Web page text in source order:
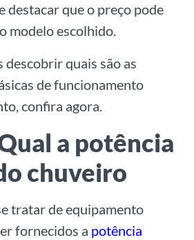
destacar que o preço pode
modelo escolhido.
descobrir quais são as
de funcionamento
confira agora.
a potência
chuveiro
tratar de equipamento
fornecidos a potência